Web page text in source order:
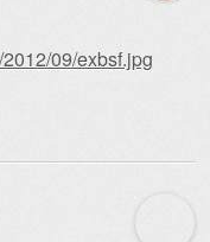
09/exbsf.jpg